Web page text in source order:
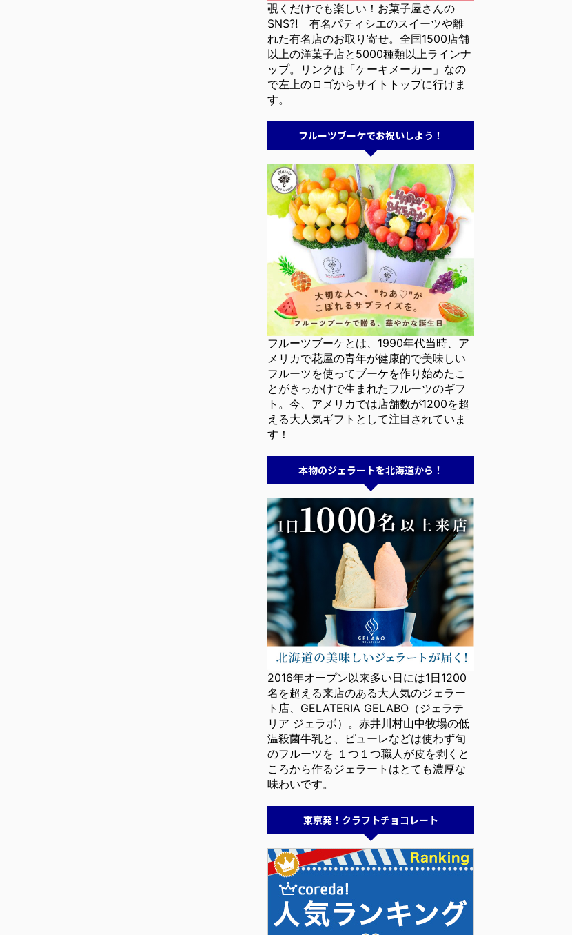
覗くだけでも楽しい！お菓子屋さんの
SNS⁈ 有名パティシエのスイーツや離
れた有名店のお取り寄せ。全国1500店舗
以上の洋菓子店と5000種類以上ラインナ
ップ。リンクは「ケーキメーカー」なの
で左上のロゴからサイトトップに行けま
す。
フルーツブーケでお祝いしよう！
フルーツブーケとは、1990年代当時、ア
メリカで花屋の青年が健康的で美味しい
フルーツを使ってブーケを作り始めたこ
とがきっかけで生まれたフルーツのギフ
ト。今、アメリカでは店舗数が1200を超
える大人気ギフトとして注目されていま
す！
本物のジェラートを北海道から！
2016年オープン以来多い日には1日1200
名を超える来店のある大人気のジェラー
ト店、GELATERIA GELABO（ジェラテ
リア ジェラボ）。赤井川村山中牧場の低
温殺菌牛乳と、ピューレなどは使わず旬
のフルーツを １つ１つ職人が皮を剥くと
ころから作るジェラートはとても濃厚な
味わいです。
東京発！クラフトチョコレート